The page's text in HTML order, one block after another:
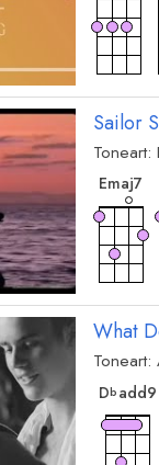
A7
Sailor
Toneart:
Emaj7
What
Toneart:
Dbadd9